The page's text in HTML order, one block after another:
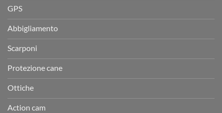
GPS
Abbigliamento
Scarponi
Protezione cane
Ottiche
Action cam